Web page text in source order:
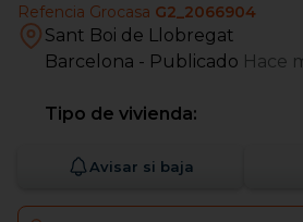
Refencia Grocasa G2_2066904
Sant Boi de Llobregat
Barcelona - Publicado Hace
Tipo de vivienda:
Avisar si baja